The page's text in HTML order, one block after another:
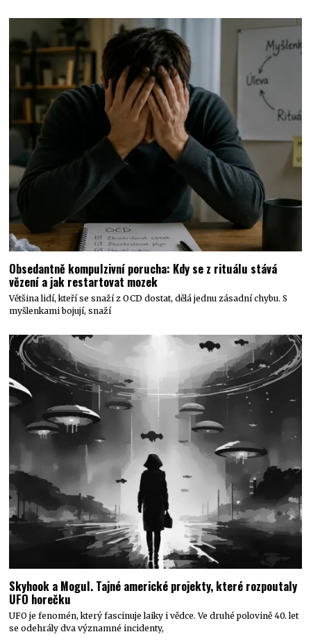
Obsedantně kompulzivní porucha: Kdy se z rituálu stává
vězení a jak restartovat mozek
Většina lidí, kteří se snaží z OCD dostat, dělá jednu zásadní chybu. S
myšlenkami bojují, snaží
Skyhook a Mogul. Tajné americké projekty, které rozpoutaly
UFO horečku
UFO je fenomén, který fascinuje laiky i vědce. Ve druhé polovině 40. let
se odehrály dva významné incidenty,